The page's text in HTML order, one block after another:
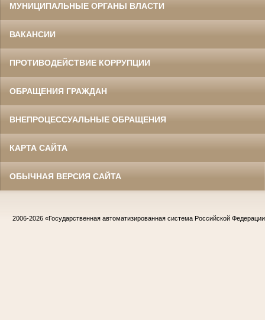
МУНИЦИПАЛЬНЫЕ ОРГАНЫ ВЛАСТИ
ВАКАНСИИ
ПРОТИВОДЕЙСТВИЕ КОРРУПЦИИ
ОБРАЩЕНИЯ ГРАЖДАН
ВНЕПРОЦЕССУАЛЬНЫЕ ОБРАЩЕНИЯ
КАРТА САЙТА
ОБЫЧНАЯ ВЕРСИЯ САЙТА
2006-2026 «Государственная автоматизированная система Российской